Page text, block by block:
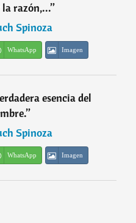
razón,...”
Spinoza
WhatsApp Imagen
esencia del
”
Spinoza
WhatsApp Imagen